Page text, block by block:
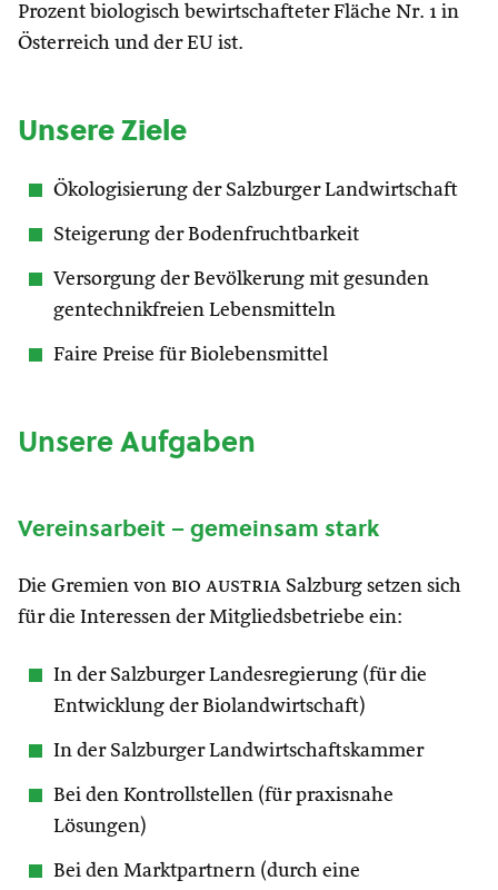
Prozent biologisch bewirtschafteter Fläche Nr. 1 in
Österreich und der EU ist.
Unsere Ziele
Ökologisierung der Salzburger Landwirtschaft
Steigerung der Bodenfruchtbarkeit
Versorgung der Bevölkerung mit gesunden
gentechnikfreien Lebensmitteln
Faire Preise für Biolebensmittel
Unsere Aufgaben
Vereinsarbeit – gemeinsam stark
Die Gremien von bio austria Salzburg setzen sich
für die Interessen der Mitgliedsbetriebe ein:
In der Salzburger Landesregierung (für die
Entwicklung der Biolandwirtschaft)
In der Salzburger Landwirtschaftskammer
Bei den Kontrollstellen (für praxisnahe
Lösungen)
Bei den Marktpartnern (durch eine